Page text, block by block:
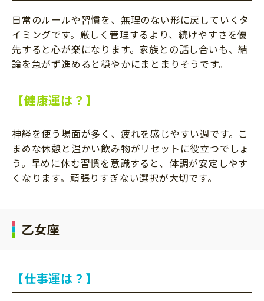
日常のルールや習慣を、無理のない形に戻していくタ
イミングです。厳しく管理するより、続けやすさを優
先すると心が楽になります。家族との話し合いも、結
論を急がず進めると穏やかにまとまりそうです。
【健康運は？】
神経を使う場面が多く、疲れを感じやすい週です。こ
まめな休憩と温かい飲み物がリセットに役立つでしょ
う。早めに休む習慣を意識すると、体調が安定しやす
くなります。頑張りすぎない選択が大切です。
乙女座
【仕事運は？】